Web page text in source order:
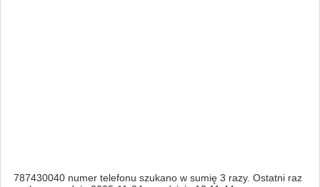
787430040 numer telefonu szukano w sumię 3 razy. Ostatni raz